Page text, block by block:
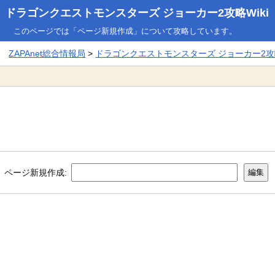
ドラゴンクエストモンスターズ ジョーカー2攻略Wiki
このページでは「ページ新規作成」について攻略しています。
ZAPAnet総合情報局 > ドラゴンクエストモンスターズ ジョーカー2
ページ新規作成: